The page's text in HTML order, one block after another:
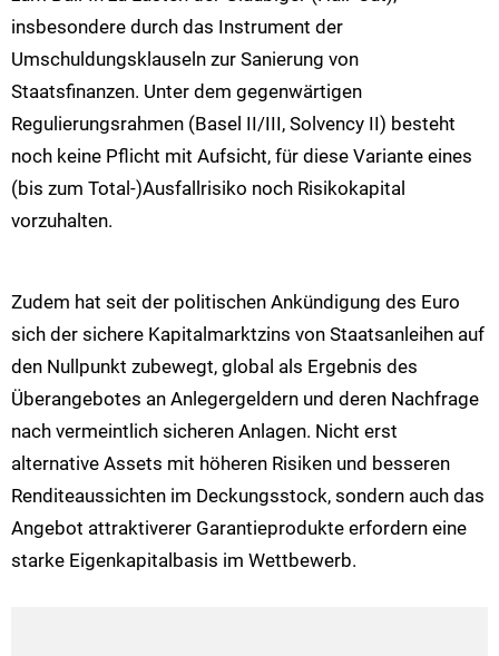
insbesondere durch das Instrument der
Umschuldungsklauseln zur Sanierung von
Staatsfinanzen. Unter dem gegenwärtigen
Regulierungsrahmen (Basel II/III, Solvency II) besteht
noch keine Pflicht mit Aufsicht, für diese Variante eines
(bis zum Total-)Ausfallrisiko noch Risikokapital
vorzuhalten.
Zudem hat seit der politischen Ankündigung des Euro
sich der sichere Kapitalmarktzins von Staatsanleihen auf
den Nullpunkt zubewegt, global als Ergebnis des
Überangebotes an Anlegergeldern und deren Nachfrage
nach vermeintlich sicheren Anlagen. Nicht erst
alternative Assets mit höheren Risiken und besseren
Renditeaussichten im Deckungsstock, sondern auch das
Angebot attraktiverer Garantieprodukte erfordern eine
starke Eigenkapitalbasis im Wettbewerb.